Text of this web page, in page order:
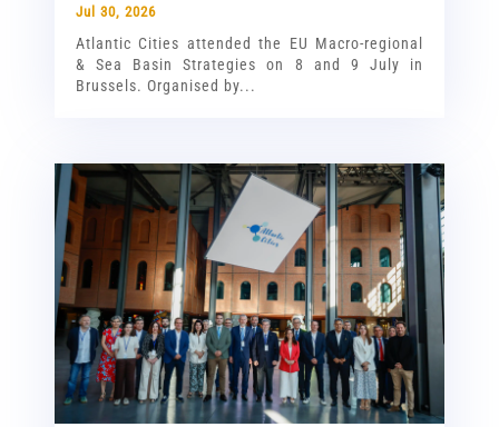
Jul 30, 2026
Atlantic Cities attended the EU Macro-regional
& Sea Basin Strategies on 8 and 9 July in
Brussels. Organised by...